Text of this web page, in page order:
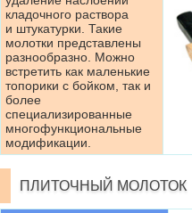
кладочного раствора
и штукатурки. Такие
молотки представлены
разнообразно. Можно
встретить как маленькие
топорики с бойком, так и
более
специализированные
многофункциональные
модификации.
ПЛИТОЧНЫЙ МОЛОТОК